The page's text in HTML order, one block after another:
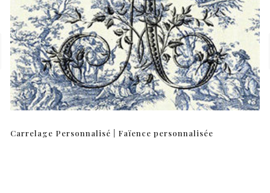
Carrelage Personnalisé | Faïence personnalisée